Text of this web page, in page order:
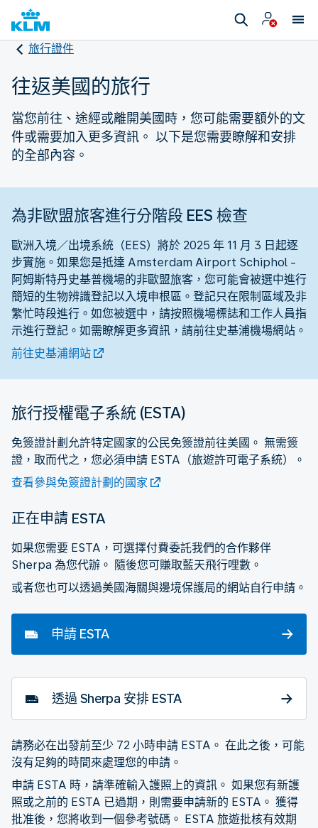
旅行證件
往返美國的旅行
當您前往、途經或離開美國時，您可能需要額外的文
件或需要加入更多資訊。 以下是您需要瞭解和安排
的全部內容。
為非歐盟旅客進行分階段 EES 檢查
歐洲入境／出境系統（EES）將於 2025 年 11 月 3 日起逐
步實施。如果您是抵達 Amsterdam Airport Schiphol -
阿姆斯特丹史基普機場的非歐盟旅客，您可能會被選中進行
簡短的生物辨識登記以入境申根區。登記只在限制區域及非
繁忙時段進行。如您被選中，請按照機場標誌和工作人員指
示進行登記。如需瞭解更多資訊，請前往史基浦機場網站。
前往史基浦網站
旅行授權電子系統 (ESTA)
免簽證計劃允許特定國家的公民免簽證前往美國。 無需簽
證，取而代之，您必須申請 ESTA（旅遊許可電子系統）。
查看參與免簽證計劃的國家
正在申請 ESTA
如果您需要 ESTA，可選擇付費委託我們的合作夥伴
Sherpa 為您代辦。 隨後您可賺取藍天飛行哩數。
或者您也可以透過美國海關與邊境保護局的網站自行申請。
申請 ESTA
透過 Sherpa 安排 ESTA
請務必在出發前至少 72 小時申請 ESTA。 在此之後，可能
沒有足夠的時間來處理您的申請。
申請 ESTA 時，請準確輸入護照上的資訊。 如果您有新護
照或之前的 ESTA 已過期，則需要申請新的 ESTA。 獲得
批准後，您將收到一個參考號碼。 ESTA 旅遊批核有效期